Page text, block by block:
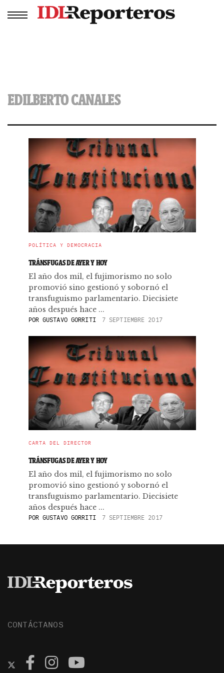
EDILBERTO CANALES
POLÍTICA Y DEMOCRACIA
TRÁNSFUGAS DE AYER Y HOY
El año dos mil, el fujimorismo no solo
promovió sino gestionó y sobornó el
transfuguismo parlamentario. Diecisiete
años después hace ...
POR GUSTAVO GORRITI 7 SEPTIEMBRE 2017
CARTA DEL DIRECTOR
TRÁNSFUGAS DE AYER Y HOY
El año dos mil, el fujimorismo no solo
promovió sino gestionó y sobornó el
transfuguismo parlamentario. Diecisiete
años después hace ...
POR GUSTAVO GORRITI 7 SEPTIEMBRE 2017
CONTÁCTANOS